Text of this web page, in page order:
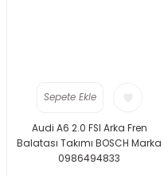
Sepete Ekle
Audi A6 2.0 FSI Arka Fren
Balatası Takımı BOSCH Marka
0986494833